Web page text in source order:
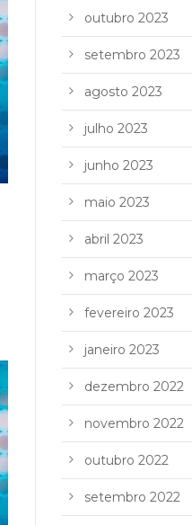
outubro 2023
setembro 2023
agosto 2023
julho 2023
junho 2023
maio 2023
abril 2023
março 2023
fevereiro 2023
janeiro 2023
dezembro 2022
novembro 2022
outubro 2022
setembro 2022